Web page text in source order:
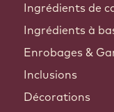
Ingrédients de
Ingrédients à
Enrobages &
Inclusions
Décorations